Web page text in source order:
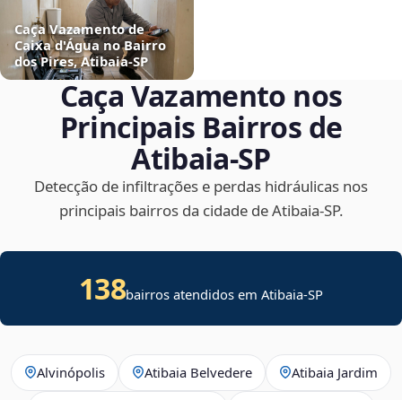
Caça Vazamento de
Caixa d'Água no Bairro
dos Pires, Atibaia‑SP
Caça Vazamento nos
Principais Bairros de
Atibaia‑SP
Detecção de infiltrações e perdas hidráulicas nos
principais bairros da cidade de Atibaia‑SP.
138bairros atendidos em Atibaia-SP
Alvinópolis Atibaia Belvedere Atibaia Jardim